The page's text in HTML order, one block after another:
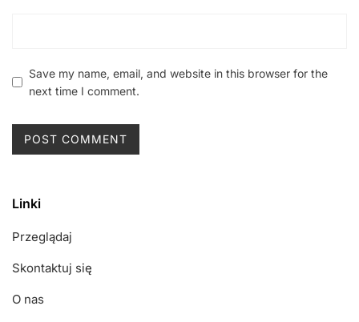
Save my name, email, and website in this browser for the
next time I comment.
Linki
Przeglądaj
Skontaktuj się
O nas